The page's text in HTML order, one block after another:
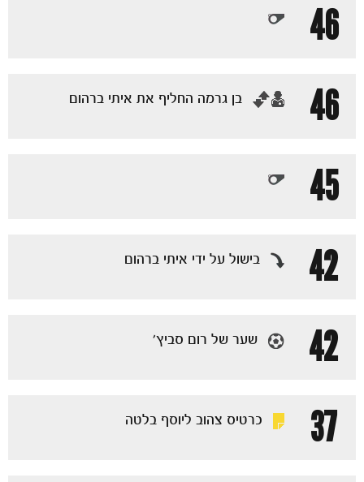
46
46
‏בן גרמה החליף את איתי ברהום
45
42
בישול על ידי איתי ברהום
42 שער של רום סביץ׳
37 כרטיס צהוב ליוסף בלטה